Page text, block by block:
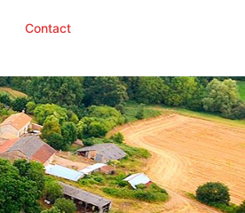
Contact